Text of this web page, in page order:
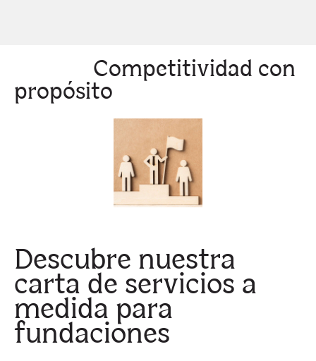
Competitividad con
propósito
Descubre nuestra
carta de servicios a
medida para
fundaciones